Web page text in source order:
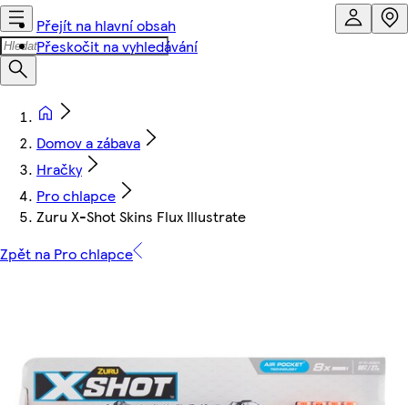
Přejít na hlavní obsah
Přeskočit na vyhledávání
Domov a zábava
Hračky
Pro chlapce
Zuru X-Shot Skins Flux Illustrate
Zpět na Pro chlapce